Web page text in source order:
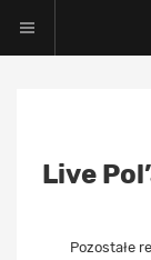
Live
Pozostałe